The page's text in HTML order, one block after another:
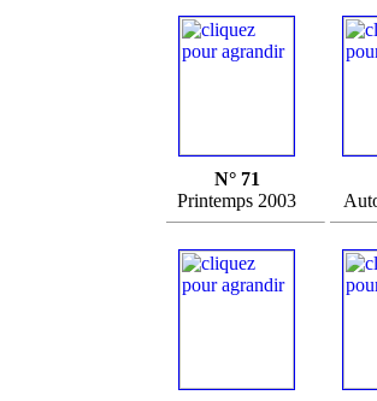
N° 71
Printemps 2003